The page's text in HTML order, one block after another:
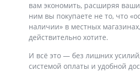
вам экономить, расширяя
ним вы покупаете не то, что
наличии» в местных
действительно хотите.
И всё это — без лишних
системой оплаты и удобной